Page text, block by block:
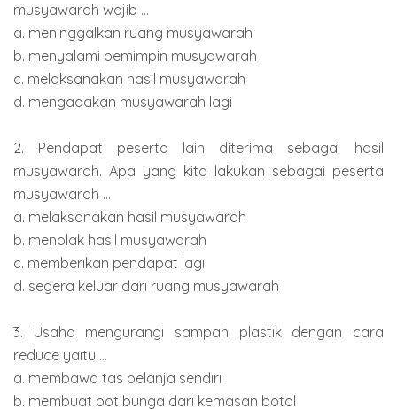
musyawarah wajib ...
a. meninggalkan ruang musyawarah
b. menyalami pemimpin musyawarah
c. melaksanakan hasil musyawarah
d. mengadakan musyawarah lagi
2. Pendapat peserta lain diterima sebagai hasil
musyawarah. Apa yang kita lakukan sebagai peserta
musyawarah ...
a. melaksanakan hasil musyawarah
b. menolak hasil musyawarah
c. memberikan pendapat lagi
d. segera keluar dari ruang musyawarah
3. Usaha mengurangi sampah plastik dengan cara
reduce yaitu ...
a. membawa tas belanja sendiri
b. membuat pot bunga dari kemasan botol